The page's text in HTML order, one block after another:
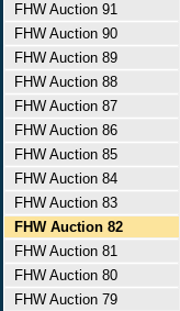
FHW Auction 91
FHW Auction 90
FHW Auction 89
FHW Auction 88
FHW Auction 87
FHW Auction 86
FHW Auction 85
FHW Auction 84
FHW Auction 83
FHW Auction 82
FHW Auction 81
FHW Auction 80
FHW Auction 79